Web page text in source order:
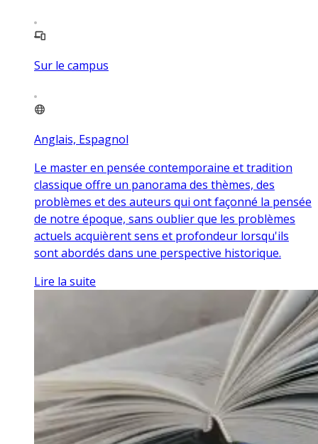
Sur le campus
Anglais, Espagnol
Le master en pensée contemporaine et tradition
classique offre un panorama des thèmes, des
problèmes et des auteurs qui ont façonné la pensée
de notre époque, sans oublier que les problèmes
actuels acquièrent sens et profondeur lorsqu'ils
sont abordés dans une perspective historique.
Lire la suite